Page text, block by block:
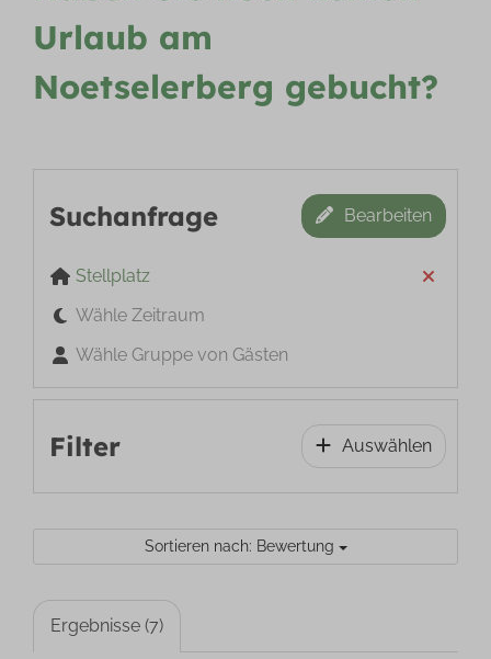
Urlaub am
Noetselerberg gebucht?
Suchanfrage Bearbeiten
Stellplatz
Wähle Zeitraum
Wähle Gruppe von Gästen
Filter Auswählen
Sortieren nach: Bewertung
Ergebnisse (7)